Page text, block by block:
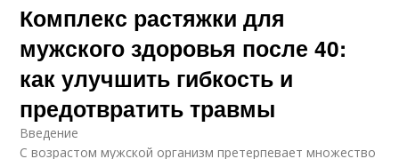
Комплекс растяжки для
мужского здоровья после 40:
как улучшить гибкость и
предотвратить травмы
Введение
С возрастом мужской организм претерпевает множество